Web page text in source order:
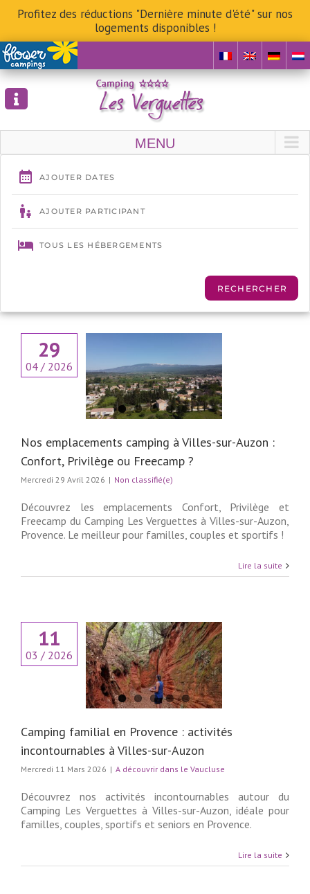
Profitez des réductions "Dernière minute d'été" sur nos
logements disponibles !
Skip
to
content
29
04 / 2026
Villes-sur-Auzon
Nos emplacements camping à Villes-sur-Auzon :
Confort, Privilège ou Freecamp ?
Mercredi 29 Avril 2026 | Non classifié(e)
Découvrez les emplacements Confort, Privilège et
Freecamp du Camping Les Verguettes à Villes-sur-Auzon,
Provence. Le meilleur pour familles, couples et sportifs !
Lire la suite
11
03 / 2026
familial en
: activités
Camping familial en Provence : activités
incontournables à Villes-sur-Auzon
Mercredi 11 Mars 2026 | A découvrir dans le Vaucluse
Découvrez nos activités incontournables autour du
Camping Les Verguettes à Villes-sur-Auzon, idéale pour
familles, couples, sportifs et seniors en Provence.
Lire la suite